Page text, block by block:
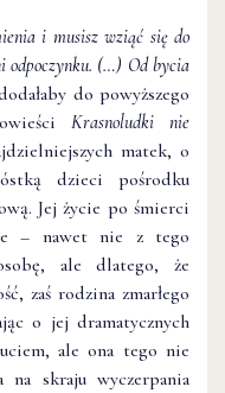
i musisz wziąć się do
odpoczynku. (…) Od bycia
do powyższego
Krasnoludki nie
matek, o
dzieci pośrodku
Jej życie po śmierci
– nawet nie z tego
ale dlatego, że
zaś rodzina zmarłego
o jej dramatycznych
ale ona tego nie
skraju wyczerpania